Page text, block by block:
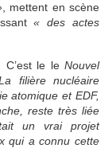
, mettent en scène
« des actes
C’est le leNouvel
filière nucléaire
atomique et EDF,
reste très liée
un vrai projet
qui a connu cette